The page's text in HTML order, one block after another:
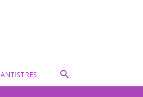
ANTISTRES